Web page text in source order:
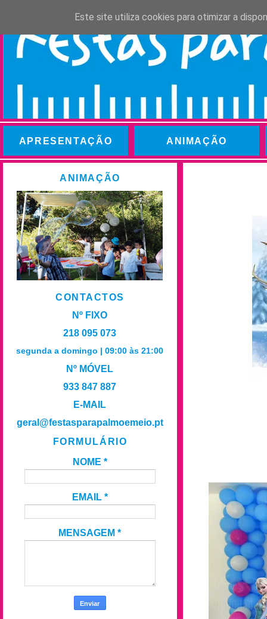
APRESENTAÇÃO ANIMAÇÃO
ANIMAÇÃO
CONTACTOS
Nº FIXO
218 095 073
segunda a domingo | 09:00 às 21:00
Nº MÓVEL
933 847 887
E-MAIL
geral@festasparapalmoemeio.pt
FORMULÁRIO
NOME *
EMAIL *
MENSAGEM*
Este site utiliza cookies para otimizar a